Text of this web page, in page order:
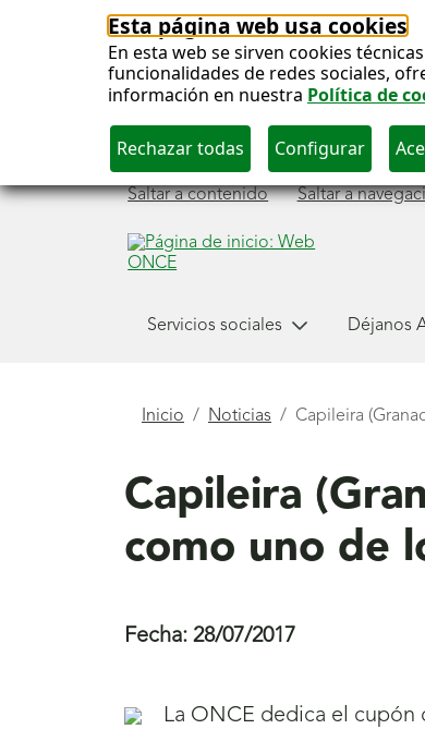
Esta página web usa cookies
En esta web se sirven cookies
funcionalidades de redes sociales,
información en nuestra Política de
Saltar a contenido Saltar a
Servicios sociales Déjanos
Está
Inicio Noticias Capileira
Capileira
como uno de
Fecha: 28/07/2017
La ONCE dedica el cupón